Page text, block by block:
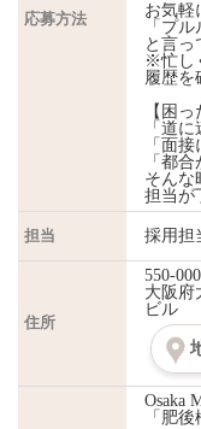
応募方法
お気軽
「プル
と言っ
※忙し
履歴を
【困
「道に
「面
「都
そんな
担当が
担当 採用担
住所
550-
大阪府
ビル
Osaka
「肥